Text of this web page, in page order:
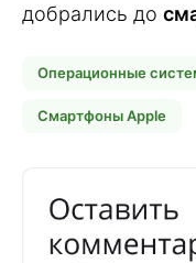
добрались до
Операционные
Смартфоны Apple